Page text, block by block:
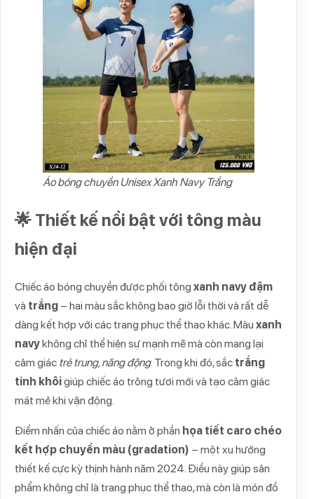
Áo bóng chuyền Unisex Xanh Navy Trắng
🌟 Thiết kế nổi bật với tông màu
hiện đại
Chiếc áo bóng chuyền được phối tông xanh navy đậm
và trắng – hai màu sắc không bao giờ lỗi thời và rất dễ
dàng kết hợp với các trang phục thể thao khác. Màu xanh
navykhông chỉ thể hiện sự mạnh mẽ mà còn mang lại
cảm giác trẻ trung, năng động. Trong khi đó, sắc trắng
tinh khôigiúp chiếc áo trông tươi mới và tạo cảm giác
mát mẻ khi vận động.
Điểm nhấn của chiếc áo nằm ở phần họa tiết caro chéo
kết hợp chuyển màu (gradation) – một xu hướng
thiết kế cực kỳ thịnh hành năm 2024. Điều này giúp sản
phẩm không chỉ là trang phục thể thao, mà còn là món đồ